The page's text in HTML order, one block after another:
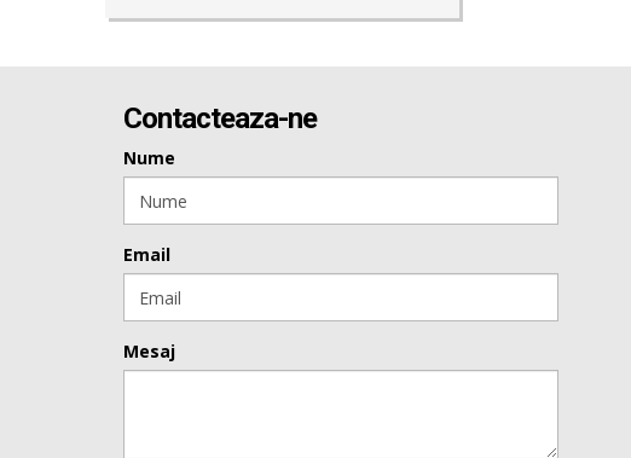
Contacteaza-ne
Nume
Email
Mesaj